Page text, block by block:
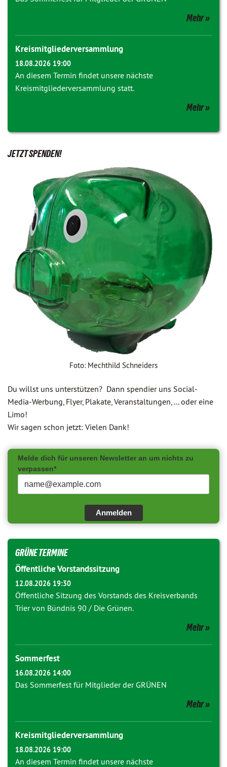
Mehr
Kreismitgliederversammlung
18.08.2026 19:00
An diesem Termin findet unsere nächste
Kreismitgliederversammlung statt.
Mehr
JETZT SPENDEN!
Foto: Mechthild Schneiders
Du willst uns unterstützen? Dann spendier uns Social-
Media-Werbung, Flyer, Plakate, Veranstaltungen, ... oder eine
Limo!
Wir sagen schon jetzt: Vielen Dank!
Melde dich für unseren Newsletter an um nichts zu
verpassen*
Anmelden
GRÜNE TERMINE
Öffentliche Vorstandssitzung
12.08.2026 19:30
Öffentliche Sitzung des Vorstands des Kreisverbands
Trier von Bündnis 90 / Die Grünen.
Mehr
Sommerfest
16.08.2026 14:00
Das Sommerfest für Mitglieder der GRÜNEN
Mehr
Kreismitgliederversammlung
18.08.2026 19:00
An diesem Termin findet unsere nächste